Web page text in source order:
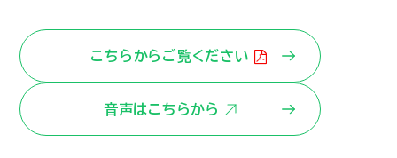
こちらからご覧ください
音声はこちらから